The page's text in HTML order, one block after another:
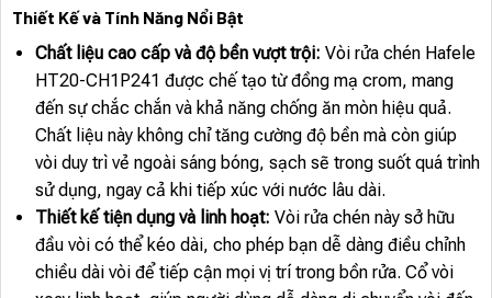
Thiết Kế và Tính Năng Nổi Bật
Chất liệu cao cấp và độ bền vượt trội: Vòi rửa chén Hafele
HT20-CH1P241 được chế tạo từ đồng mạ crom, mang
đến sự chắc chắn và khả năng chống ăn mòn hiệu quả.
Chất liệu này không chỉ tăng cường độ bền mà còn giúp
vòi duy trì vẻ ngoài sáng bóng, sạch sẽ trong suốt quá trình
sử dụng, ngay cả khi tiếp xúc với nước lâu dài.
Thiết kế tiện dụng và linh hoạt: Vòi rửa chén này sở hữu
đầu vòi có thể kéo dài, cho phép bạn dễ dàng điều chỉnh
chiều dài vòi để tiếp cận mọi vị trí trong bồn rửa. Cổ vòi